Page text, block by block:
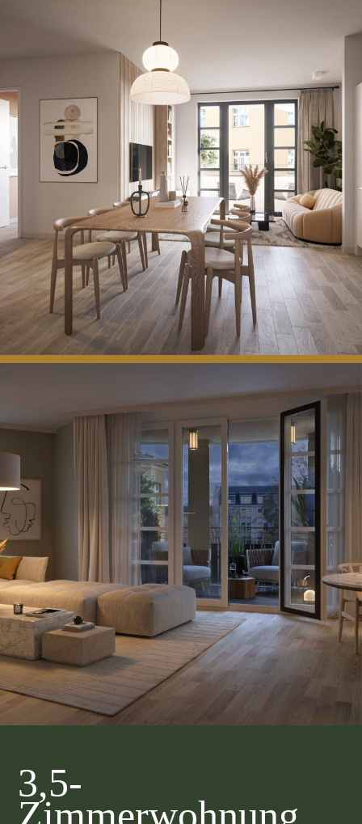
3,5-